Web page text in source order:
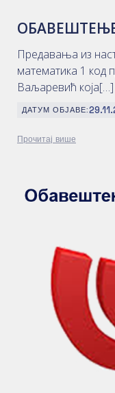
Предавања из
математика 1 код
Ваљаревић која[…]
ДАТУМ ОБЈАВЕ:
Прочитај више